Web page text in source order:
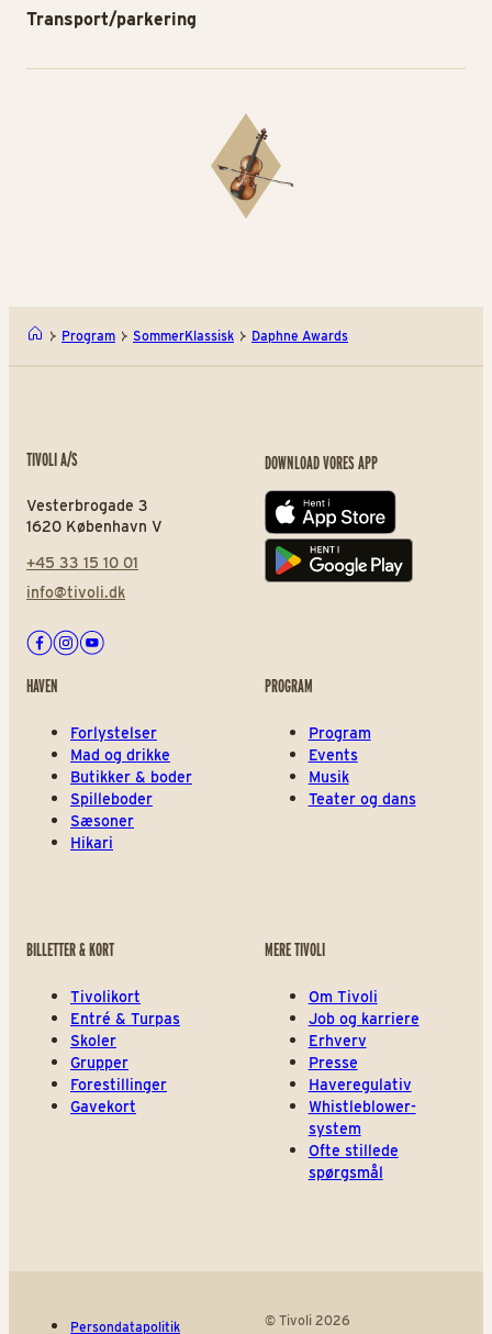
Transport/parkering
Program SommerKlassisk Daphne Awards
TIVOLI A/S
Vesterbrogade 3
1620 København V
+45 33 15 10 01
info@tivoli.dk
Facebook
Instagram
Youtube
DOWNLOAD VORES APP
App store
Play store
HAVEN
Forlystelser
Mad og drikke
Butikker & boder
Spilleboder
Sæsoner
Hikari
PROGRAM
Program
Events
Musik
Teater og dans
BILLETTER & KORT
Tivolikort
Entré & Turpas
Skoler
Grupper
Forestillinger
Gavekort
MERE TIVOLI
Om Tivoli
Job og karriere
Erhverv
Presse
Haveregulativ
Whistleblower-
system
Ofte stillede
spørgsmål
Persondatapolitik © Tivoli 2026